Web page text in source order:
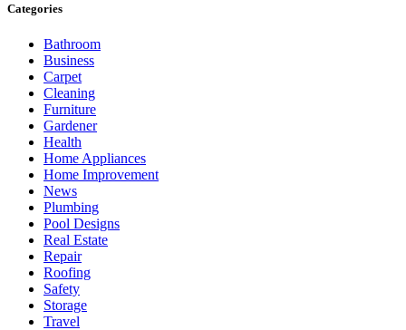
Categories
Bathroom
Business
Carpet
Cleaning
Furniture
Gardener
Health
Home Appliances
Home Improvement
News
Plumbing
Pool Designs
Real Estate
Repair
Roofing
Safety
Storage
Travel